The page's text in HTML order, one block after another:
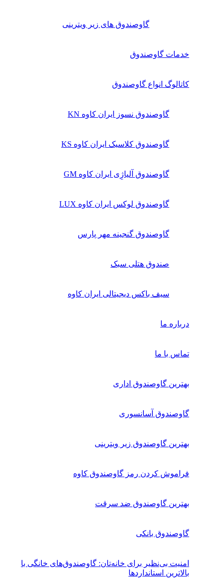
گاوصندوق های زیر ویترینی
خدمات گاوصندوق
کاتالوگ انواع گاوصندوق
گاوصندوق نسوز ایران کاوه KN
گاوصندوق کلاسیک ایران کاوه KS
گاوصندوق آلیاژِی ایران کاوه GM
گاوصندوق لوکس ایران کاوه LUX
گاوصندوق گنجینه مهر پارس
صندوق هتلی سبک
سیف باکس دیجیتالی ایران کاوه
درباره ما
تماس با ما
بهترین گاوصندوق اداری
گاوصندوق آسانسوری
بهترین گاوصندوق زیر ویترینی
فراموش کردن رمز گاوصندوق کاوه
بهترین گاوصندوق ضد سرقت
گاوصندوق بانکی
امنیت بی‌نظیر برای خانه‌تان: گاوصندوق‌های خانگی با
بالاترین استانداردها